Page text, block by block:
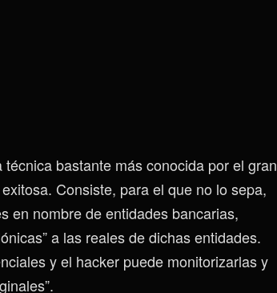
bastante más conocida por el gran
Consiste, para el que no lo sepa,
en nombre de entidades bancarias,
a las reales de dichas entidades.
y el hacker puede monitorizarlas y